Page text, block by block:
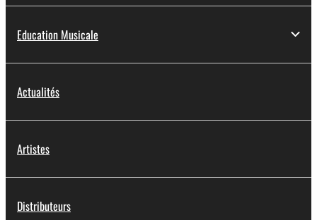
Education Musicale
Actualités
Artistes
Distributeurs